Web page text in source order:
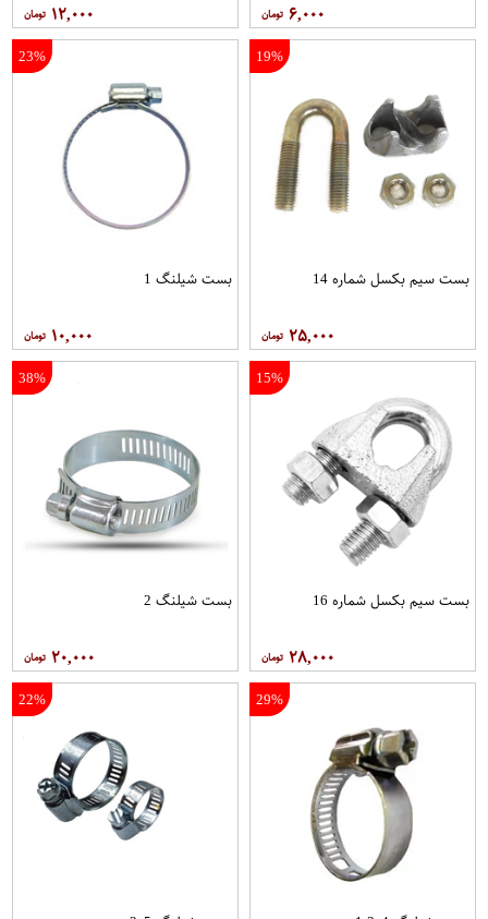
۶,۰۰۰ ۱۲,۰۰۰
19%
بست سیم بکسل شماره 14
۲۵,۰۰۰
23%
بست شیلنگ 1
۱۰,۰۰۰
15%
بست سیم بکسل شماره 16
۲۸,۰۰۰
38%
بست شیلنگ 2
۲۰,۰۰۰
29%
22%